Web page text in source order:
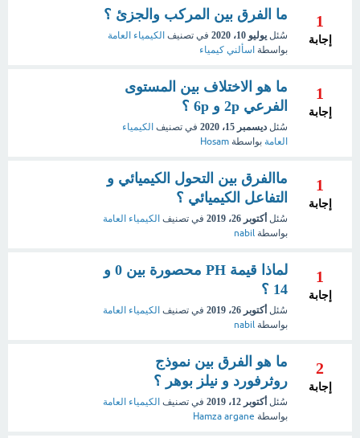
1
إجابة
ما الفرق بين المركب والجزئ ؟
سُئل يوليو 10، 2020 في تصنيف الكيمياء العامة
بواسطة اسألني كيمياء
1
إجابة
ما هو الاختلاف بين المستوى
الفرعي 2p و 6p ؟
سُئل ديسمبر 15، 2020 في تصنيف الكيمياء
العامة بواسطة Hosam
1
إجابة
ماالفرق بين التحول الكيميائي و
التفاعل الكيميائي ؟
سُئل أكتوبر 26، 2019 في تصنيف الكيمياء العامة
بواسطة nabil
1
إجابة
لماذا قيمة PH محصورة بين 0 و
14 ؟
سُئل أكتوبر 26، 2019 في تصنيف الكيمياء العامة
بواسطة nabil
2
إجابة
ما هو الفرق بين نموذج
روثرفورد و نيلز بوهر ؟
سُئل أكتوبر 12، 2019 في تصنيف الكيمياء العامة
بواسطة Hamza argane